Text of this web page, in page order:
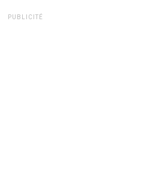
PUBLICITÉ